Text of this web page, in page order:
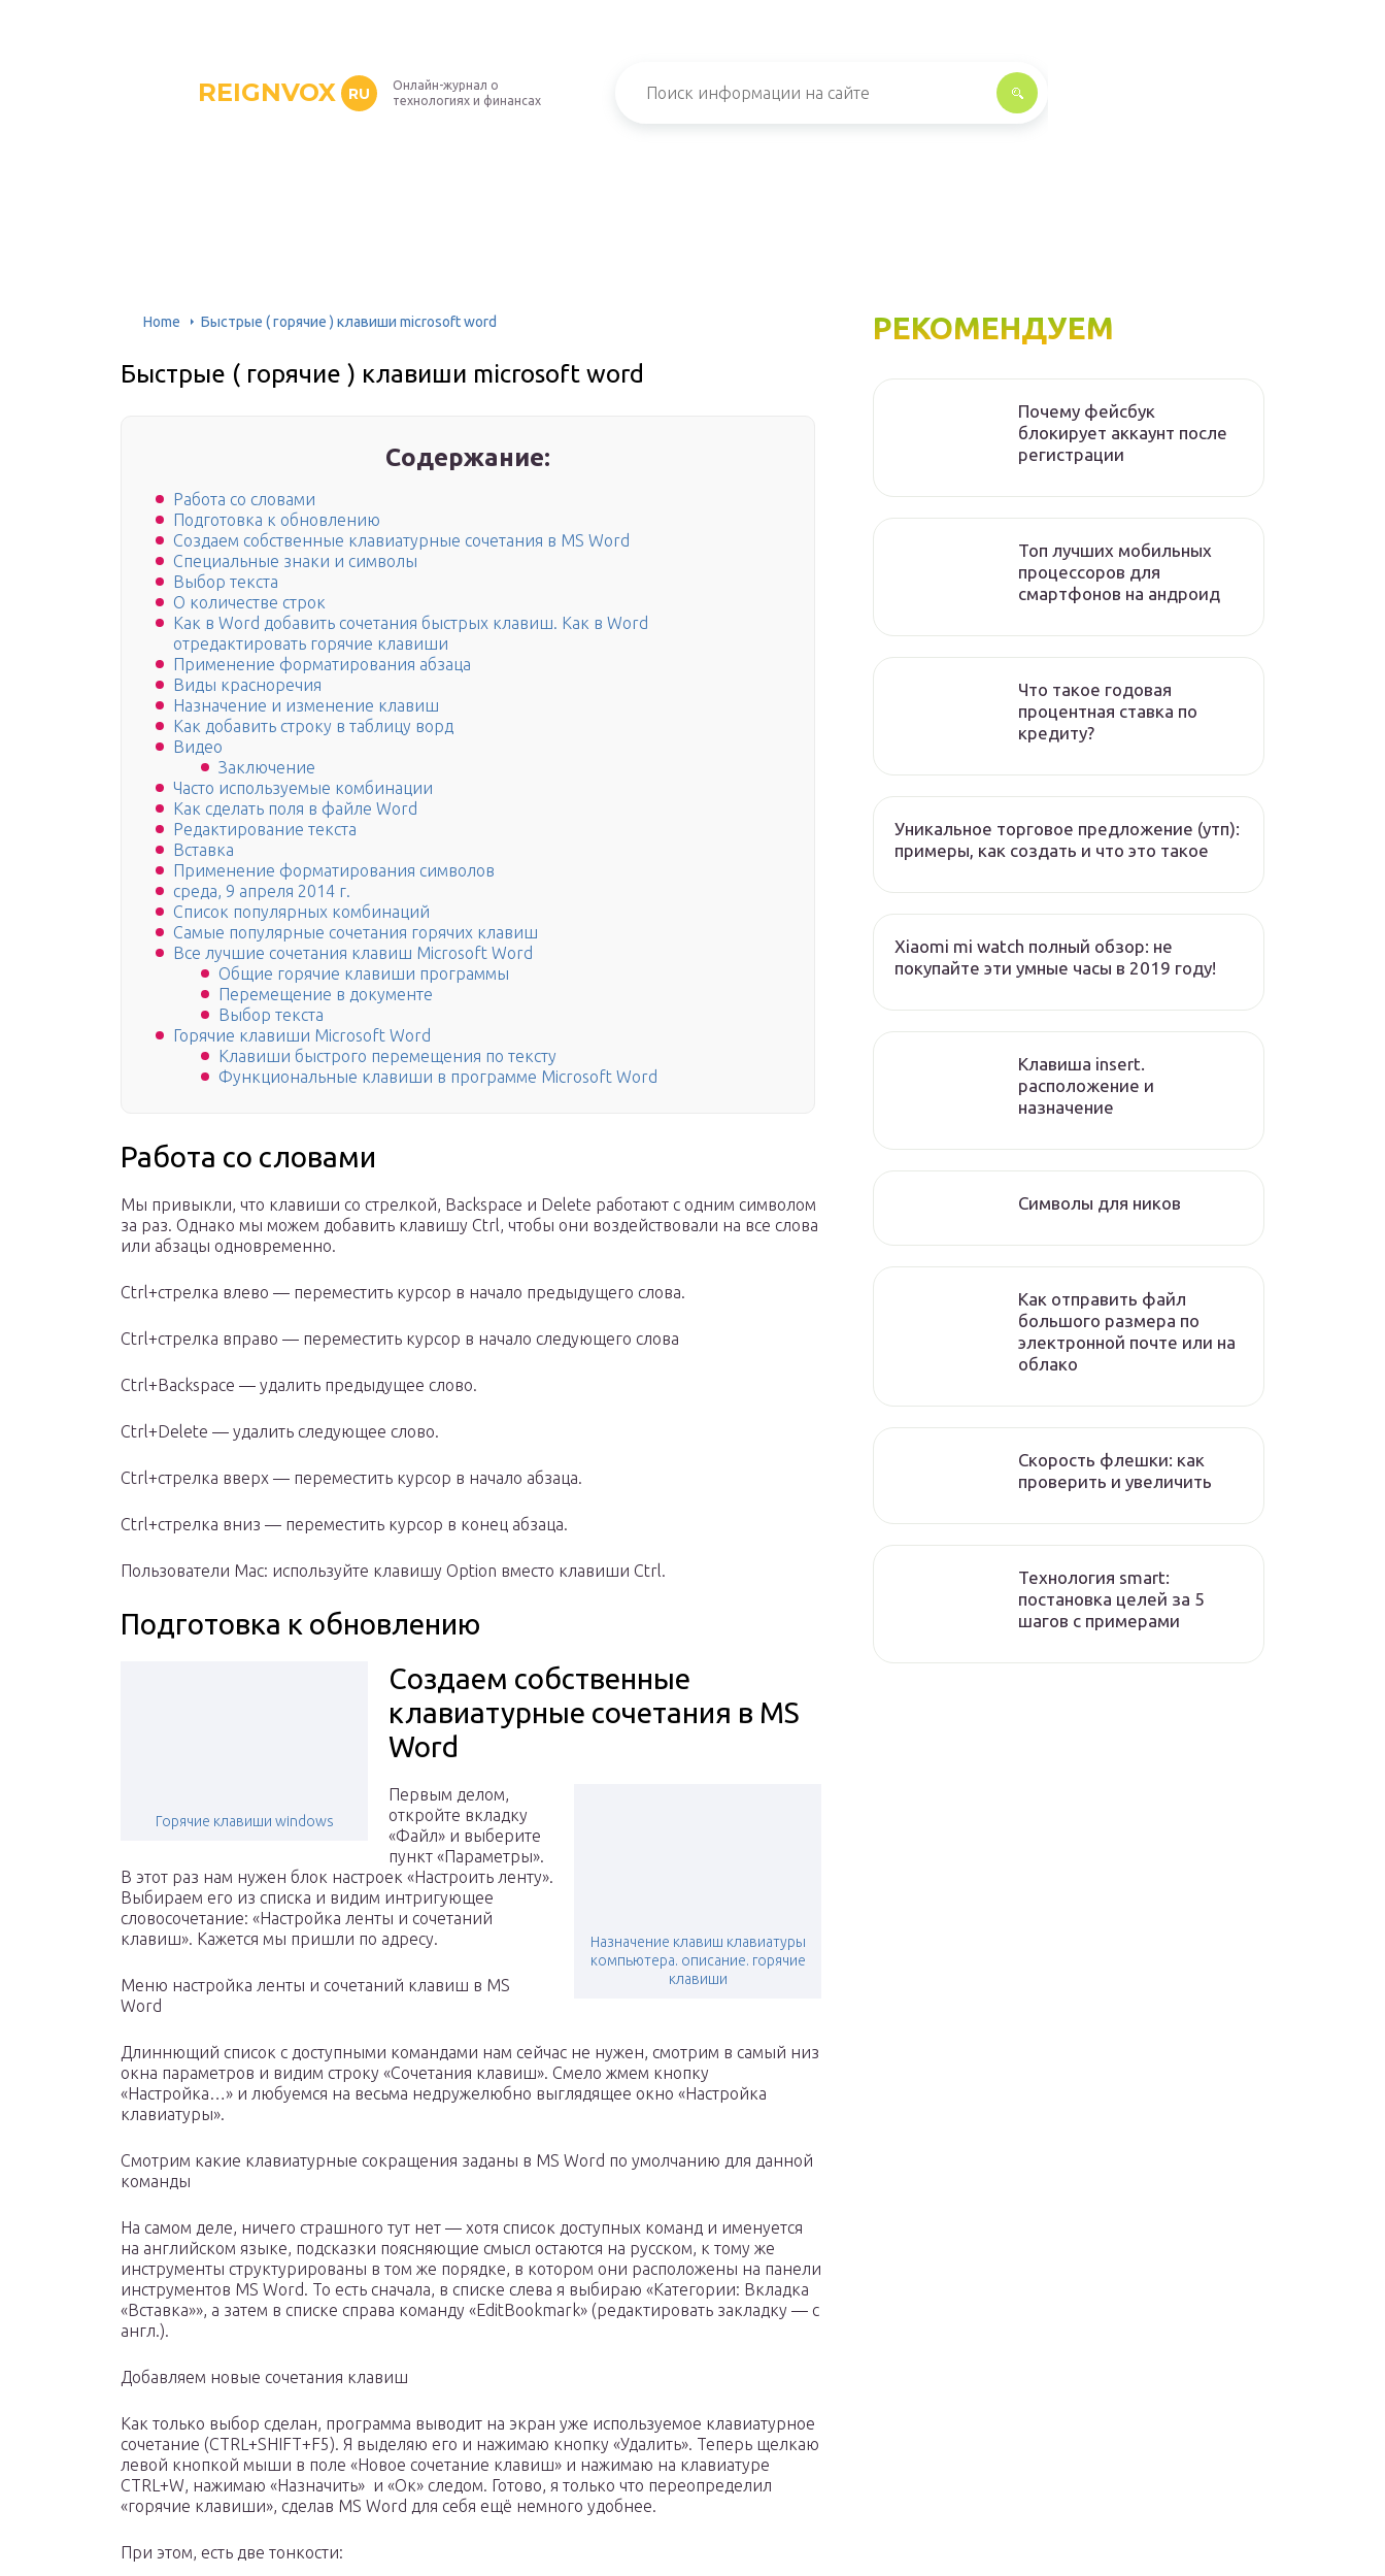
REIGNVOX RU
Онлайн-журнал о
технологиях и финансах
Home Быстрые ( горячие ) клавиши microsoft word
Быстрые ( горячие ) клавиши microsoft word
Содержание:
Работа со словами
Подготовка к обновлению
Создаем собственные клавиатурные сочетания в MS Word
Специальные знаки и символы
Выбор текста
О количестве строк
Как в Word добавить сочетания быстрых клавиш. Как в Word
отредактировать горячие клавиши
Применение форматирования абзаца
Виды красноречия
Назначение и изменение клавиш
Как добавить строку в таблицу ворд
Видео
Заключение
Часто используемые комбинации
Как сделать поля в файле Word
Редактирование текста
Вставка
Применение форматирования символов
среда, 9 апреля 2014 г.
Список популярных комбинаций
Самые популярные сочетания горячих клавиш
Все лучшие сочетания клавиш Microsoft Word
Общие горячие клавиши программы
Перемещение в документе
Выбор текста
Горячие клавиши Microsoft Word
Клавиши быстрого перемещения по тексту
Функциональные клавиши в программе Microsoft Word
Работа со словами
Мы привыкли, что клавиши со стрелкой, Backspace и Delete работают с одним символом
за раз. Однако мы можем добавить клавишу Ctrl, чтобы они воздействовали на все слова
или абзацы одновременно.
Ctrl+стрелка влево — переместить курсор в начало предыдущего слова.
Ctrl+стрелка вправо — переместить курсор в начало следующего слова
Ctrl+Backspace — удалить предыдущее слово.
Ctrl+Delete — удалить следующее слово.
Ctrl+стрелка вверх — переместить курсор в начало абзаца.
Ctrl+стрелка вниз — переместить курсор в конец абзаца.
Пользователи Mac: используйте клавишу Option вместо клавиши Ctrl.
Подготовка к обновлению
Горячие клавиши windows
Создаем собственные
клавиатурные сочетания в MS
Word
Назначение клавиш клавиатуры
компьютера. описание. горячие
клавиши
Первым делом,
откройте вкладку
«Файл» и выберите
пункт «Параметры».
В этот раз нам нужен блок настроек «Настроить ленту».
Выбираем его из списка и видим интригующее
словосочетание: «Настройка ленты и сочетаний
клавиш». Кажется мы пришли по адресу.
Меню настройка ленты и сочетаний клавиш в MS
Word
Длиннющий список с доступными командами нам сейчас не нужен, смотрим в самый низ
окна параметров и видим строку «Сочетания клавиш». Смело жмем кнопку
«Настройка…» и любуемся на весьма недружелюбно выглядящее окно «Настройка
клавиатуры».
Смотрим какие клавиатурные сокращения заданы в MS Word по умолчанию для данной
команды
На самом деле, ничего страшного тут нет — хотя список доступных команд и именуется
на английском языке, подсказки поясняющие смысл остаются на русском, к тому же
инструменты структурированы в том же порядке, в котором они расположены на панели
инструментов MS Word. То есть сначала, в списке слева я выбираю «Категории: Вкладка
«Вставка»», а затем в списке справа команду «EditBookmark» (редактировать закладку — с
англ.).
Добавляем новые сочетания клавиш
Как только выбор сделан, программа выводит на экран уже используемое клавиатурное
сочетание (CTRL+SHIFT+F5). Я выделяю его и нажимаю кнопку «Удалить». Теперь щелкаю
левой кнопкой мыши в поле «Новое сочетание клавиш» и нажимаю на клавиатуре
CTRL+W, нажимаю «Назначить» и «Ок» следом. Готово, я только что переопределил
«горячие клавиши», сделав MS Word для себя ещё немного удобнее.
При этом, есть две тонкости:
РЕКОМЕНДУЕМ
Почему фейсбук
блокирует аккаунт после
регистрации
Топ лучших мобильных
процессоров для
смартфонов на андроид
Что такое годовая
процентная ставка по
кредиту?
Уникальное торговое предложение (утп):
примеры, как создать и что это такое
Xiaomi mi watch полный обзор: не
покупайте эти умные часы в 2019 году!
Клавиша insert.
расположение и
назначение
Символы для ников
Как отправить файл
большого размера по
электронной почте или на
облако
Скорость флешки: как
проверить и увеличить
Технология smart:
постановка целей за 5
шагов с примерами